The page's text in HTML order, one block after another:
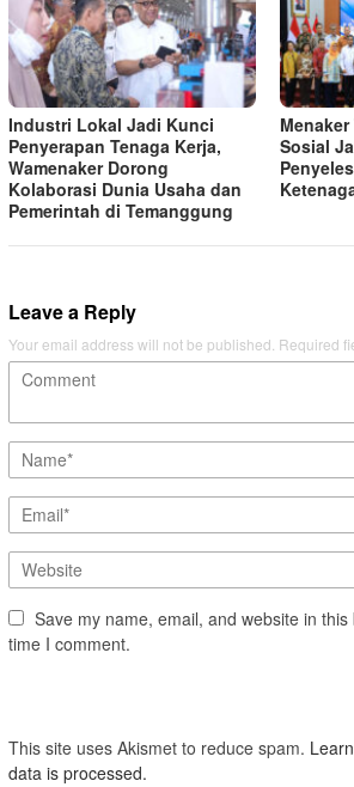
Industri Lokal Jadi Kunci
Penyerapan Tenaga Kerja,
Wamenaker Dorong
Kolaborasi Dunia Usaha dan
Pemerintah di Temanggung
Sosial
Leave a Reply
Your email address will not be published. Required
Save my name, email, and website in
time I comment.
This site uses Akismet to reduce spam.
data is processed.